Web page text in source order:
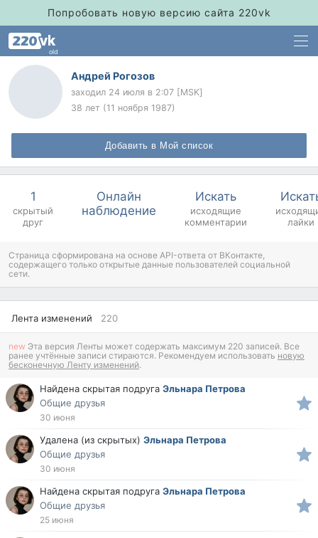
Попробовать новую версию сайта 220vk
old
Добавить в Мой список
Андрей Рогозов
заходил 24 июля в 2:07 [MSK]
38 лет (11 ноября 1987)
1
скрытый
друг
Онлайн
наблюдение
Искать
исходящие
комментарии
лайки
Страница сформирована на основе API-ответа от ВКонтакте,
содержащего только открытые данные пользователей социальной
сети.
Лента изменений 220
new Эта версия Ленты может содержать максимум 220 записей. Все
ранее учтённые записи стираются. Рекомендуем использовать новую
бесконечную Ленту изменений.
Найдена скрытая подруга Эльнара Петрова
Общие друзья
30 июня
Удалена (из скрытых) Эльнара Петрова
Общие друзья
30 июня
Найдена скрытая подруга Эльнара Петрова
Общие друзья
25 июня